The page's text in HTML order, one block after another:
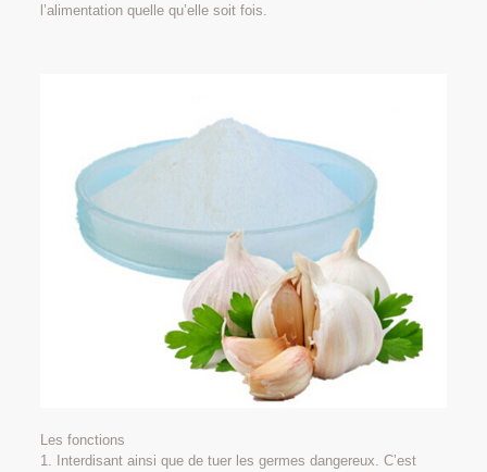
l’alimentation quelle qu’elle soit fois.
Les fonctions
1. Interdisant ainsi que de tuer les germes dangereux. C’est